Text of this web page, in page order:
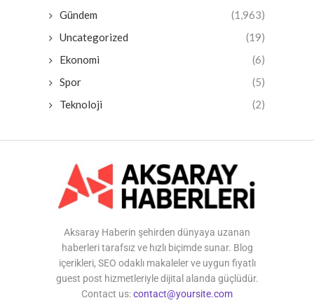
Gündem
(1,963)
Uncategorized
(19)
Ekonomi
(6)
Spor
(5)
Teknoloji
(2)
Aksaray Haberin şehirden dünyaya uzanan
haberleri tarafsız ve hızlı biçimde sunar. Blog
içerikleri, SEO odaklı makaleler ve uygun fiyatlı
guest post hizmetleriyle dijital alanda güçlüdür.
Contact us:contact@yoursite.com